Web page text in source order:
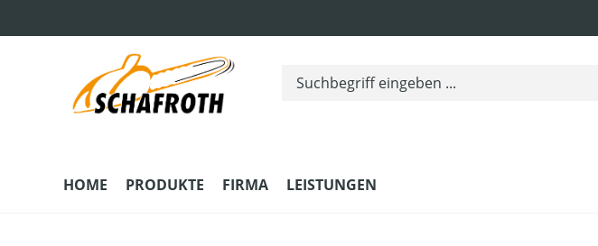
HOME PRODUKTE FIRMA LEISTUNGEN